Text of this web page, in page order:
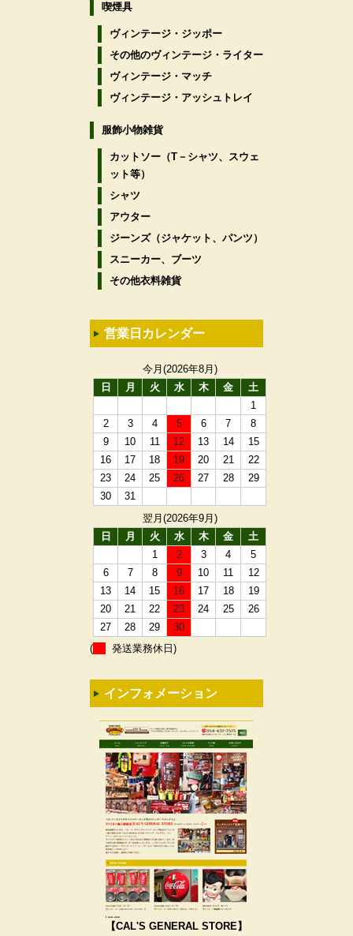
喫煙具
ヴィンテージ・ジッポー
その他のヴィンテージ・ライター
ヴィンテージ・マッチ
ヴィンテージ・アッシュトレイ
服飾小物雑貨
カットソー（T－シャツ、スウェ
ット等）
シャツ
アウター
ジーンズ（ジャケット、パンツ）
スニーカー、ブーツ
その他衣料雑貨
営業日カレンダー
今月(2026年8月)
日
月 火 水 木 金
土
1
2
3 4 5 6 7
8
9
10 11 12 13 14
15
16
17 18 19 20 21
22
23
24 25 26 27 28
29
30
31
翌月(2026年9月)
日
月 火 水 木 金
土
1
2 3 4
5
6
7 8 9 10 11
12
13
14 15 16 17 18
19
20
21 22 23 24 25
26
27
28 29
30
(
発送業務休日)
インフォメーション
【CAL'S GENERAL STORE】